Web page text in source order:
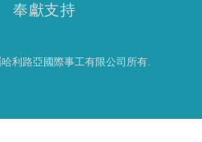
奉獻支持
利路亞國際事工有限公司所有.